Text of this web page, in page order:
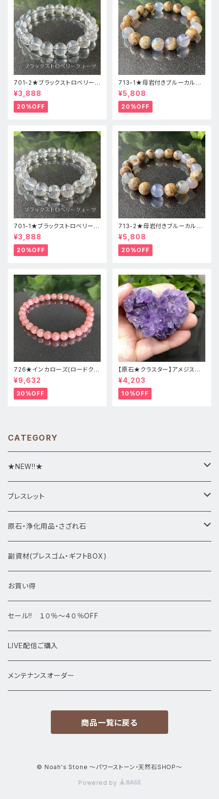
701-2★ブラックストロベリーク
ォーツ【高品質】天然石ブレスレ
ッパワーストーン
¥3,888
20%OFF
713-1★母岩付きブルーカルセ
ドニー【高品質】天然石ブレスレ
ットパワーストーン
¥5,808
20%OFF
701-1★ブラックストロベリーク
ォーツ【高品質】天然石ブレスレ
ッパワーストーン
¥3,888
20%OFF
713-2★母岩付きブルーカルセ
ドニー【高品質】天然石ブレスレ
ットパワーストーン
¥5,808
20%OFF
726★インカローズ(ロードクロ
サイト)★天然石ブレスレット新
品
¥9,632
30%OFF
【原石★クラスター】アメジスト
★ハート形★cp-071天然石パ
ワーストーン★インテリア置物
¥4,203
10%OFF
CATEGORY
★NEW!!★
★新入荷1/28~
ブレスレット
ブレスレット1点物
アマビエシリーズ
デザインブレス
高級・高品質ブレスレット
サイズ
13㎜以上
原石・浄化用品・さざれ石
浄化さざれ石
ポイント・タワー・タンブル
スフィア 丸玉
置物
原石・クラスター
副資材(ブレスゴム・ギフトBOX)
お買い得
セール!! １０％～４０％OFF
LIVE配信ご購入
メンテナンスオーダー
商品一覧に戻る
© Noah's Stone ～パワーストーン・天然石SHOP～
Powered by